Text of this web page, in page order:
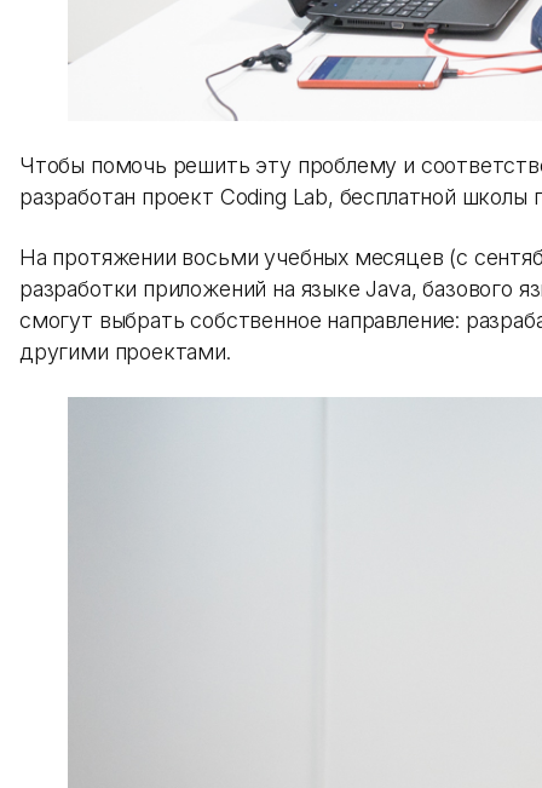
Чтобы помочь решить эту проблему и
разработан проект Coding Lab, бесплатной
На протяжении восьми учебных месяцев (с
разработки приложений на языке Java, базового
смогут выбрать собственное направление:
другими проектами.